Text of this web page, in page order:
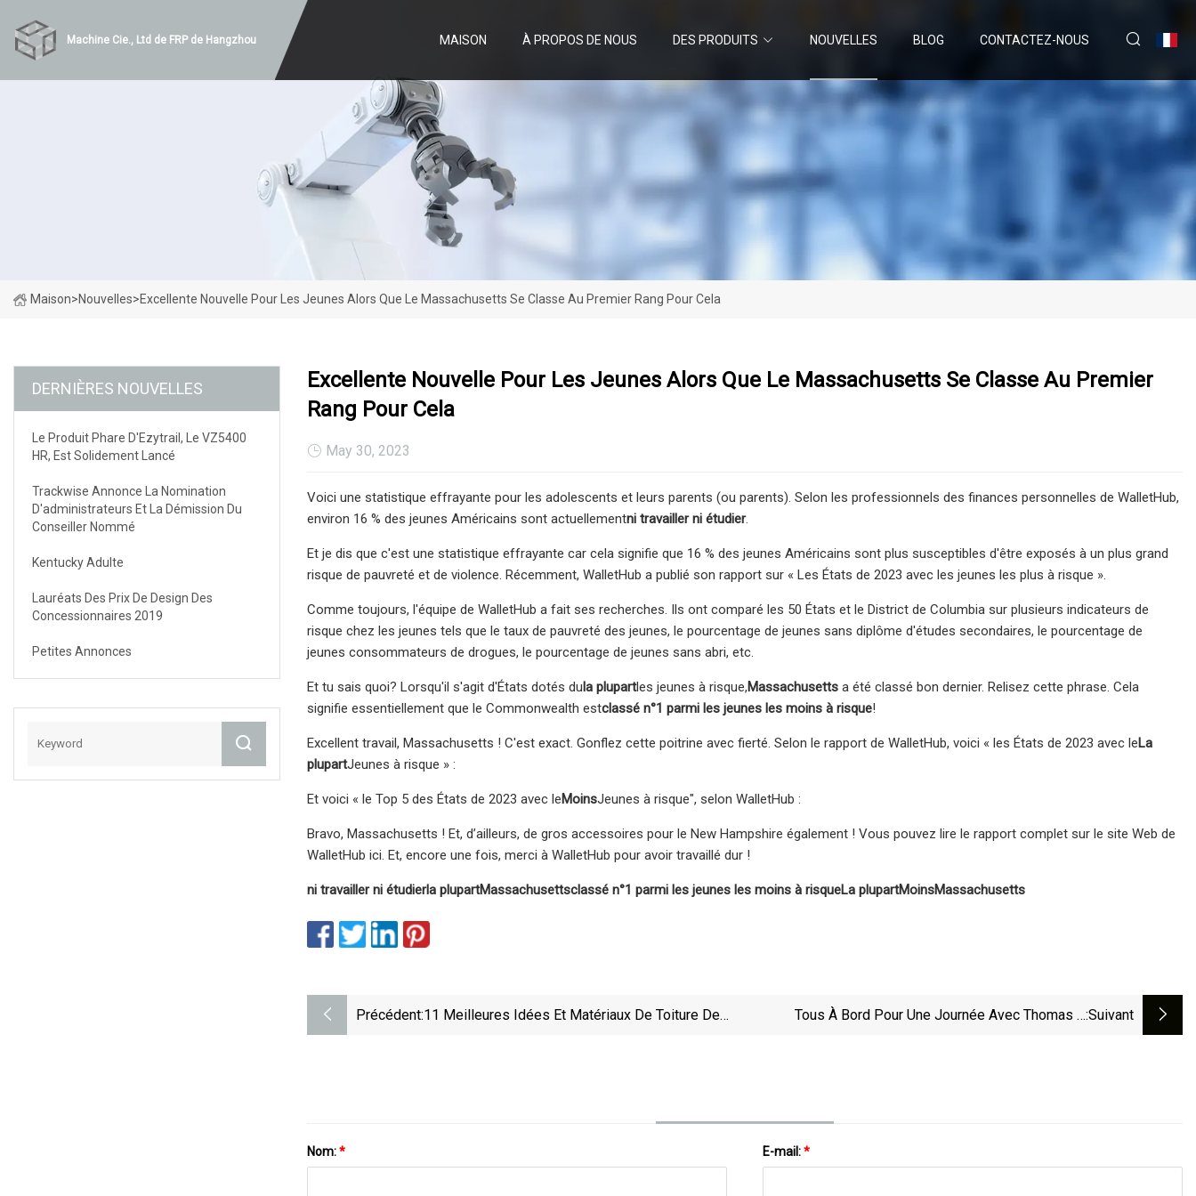
Machine Cie., Ltd de FRP de Hangzhou MAISON À PROPOS DE NOUS DES PRODUITS NOUVELLES BLOG CONTACTEZ-NOUS
Maison>Nouvelles>Excellente Nouvelle Pour Les Jeunes Alors Que Le Massachusetts Se Classe Au Premier Rang Pour Cela
DERNIÈRES NOUVELLES
Le Produit Phare D'Ezytrail, Le VZ5400
HR, Est Solidement Lancé
Trackwise Annonce La Nomination
D'administrateurs Et La Démission Du
Conseiller Nommé
Kentucky Adulte
Lauréats Des Prix De Design Des
Concessionnaires 2019
Petites Annonces
Excellente Nouvelle Pour Les Jeunes Alors Que Le Massachusetts Se Classe Au Premier
Rang Pour Cela
May 30, 2023
Voici une statistique effrayante pour les adolescents et leurs parents (ou parents). Selon les professionnels des finances personnelles de WalletHub,
environ 16 % des jeunes Américains sont actuellementni travailler ni étudier.
Et je dis que c'est une statistique effrayante car cela signifie que 16 % des jeunes Américains sont plus susceptibles d'être exposés à un plus grand
risque de pauvreté et de violence. Récemment, WalletHub a publié son rapport sur « Les États de 2023 avec les jeunes les plus à risque ».
Comme toujours, l'équipe de WalletHub a fait ses recherches. Ils ont comparé les 50 États et le District de Columbia sur plusieurs indicateurs de
risque chez les jeunes tels que le taux de pauvreté des jeunes, le pourcentage de jeunes sans diplôme d'études secondaires, le pourcentage de
jeunes consommateurs de drogues, le pourcentage de jeunes sans abri, etc.
Et tu sais quoi? Lorsqu'il s'agit d'États dotés dula plupartles jeunes à risque,Massachusetts a été classé bon dernier. Relisez cette phrase. Cela
signifie essentiellement que le Commonwealth estclassé n°1 parmi les jeunes les moins à risque!
Excellent travail, Massachusetts ! C'est exact. Gonflez cette poitrine avec fierté. Selon le rapport de WalletHub, voici « les États de 2023 avec leLa
plupartJeunes à risque » :
Et voici « le Top 5 des États de 2023 avec leMoinsJeunes à risque", selon WalletHub :
Bravo, Massachusetts ! Et, d’ailleurs, de gros accessoires pour le New Hampshire également ! Vous pouvez lire le rapport complet sur le site Web de
WalletHub ici. Et, encore une fois, merci à WalletHub pour avoir travaillé dur !
ni travailler ni étudierla plupartMassachusettsclassé n°1 parmi les jeunes les moins à risqueLa plupartMoinsMassachusetts
Précédent:11 Meilleures Idées Et Matériaux De Toiture De
Tous À Bord Pour Une Journée Avec Thomas À:suivant
Nom:* E-mail:*